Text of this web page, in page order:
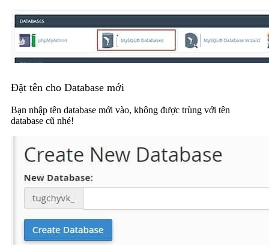
Đặt tên cho Database mới
Bạn nhập tên database mới vào, không được trùng với tên
database cũ nhé!